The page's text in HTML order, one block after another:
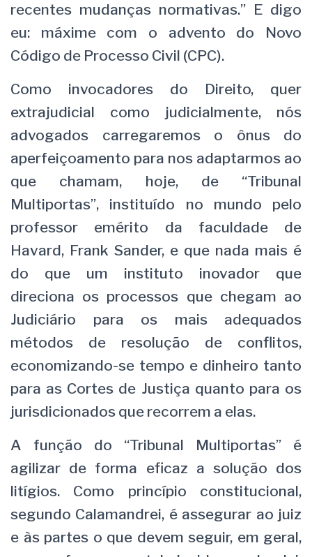
recentes mudanças normativas.” E digo
eu: máxime com o advento do Novo
Código de Processo Civil (CPC).
Como invocadores do Direito, quer
extrajudicial como judicialmente, nós
advogados carregaremos o ônus do
aperfeiçoamento para nos adaptarmos ao
que chamam, hoje, de “Tribunal
Multiportas”, instituído no mundo pelo
professor emérito da faculdade de
Havard, Frank Sander, e que nada mais é
do que um instituto inovador que
direciona os processos que chegam ao
Judiciário para os mais adequados
métodos de resolução de conflitos,
economizando-se tempo e dinheiro tanto
para as Cortes de Justiça quanto para os
jurisdicionados que recorrem a elas.
A função do “Tribunal Multiportas” é
agilizar de forma eficaz a solução dos
litígios. Como princípio constitucional,
segundo Calamandrei, é assegurar ao juiz
e às partes o que devem seguir, em geral,